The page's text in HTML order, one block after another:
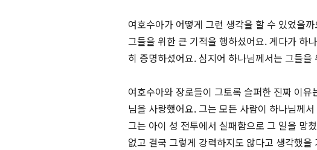
여호수아가 어떻게 그런 생각을 할 수 있었을
그들을 위한 큰 기적을 행하셨어요. 게다가 하
히 증명하셨어요. 심지어 하나님께서는 그들
여호수아와 장로들이 그토록 슬퍼한 진짜 이
님을 사랑했어요. 그는 모든 사람이 하나님께
그는 아이 성 전투에서 실패함으로 그 일을 망
없고 결국 그렇게 강력하지도 않다고 생각했을